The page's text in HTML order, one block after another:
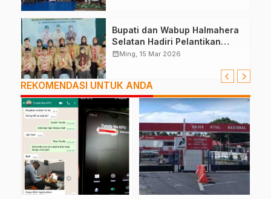
Bupati dan Wabup Halmahera
Selatan Hadiri Pelantikan
Mabiran Pramuka se-Kwarcab
calendar_monthMing, 15 Mar 2026
REKOMENDASI UNTUK ANDA